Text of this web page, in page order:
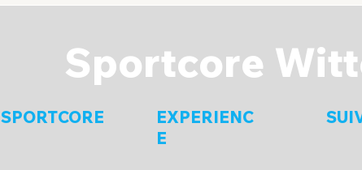
Sportcore
SPORTCORE
EXPERIENC
E